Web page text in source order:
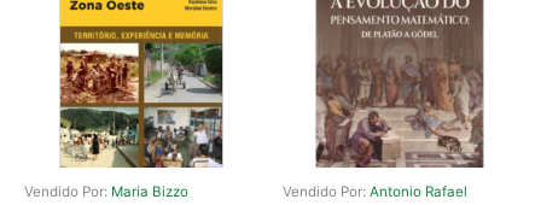
Vendido Por: Maria Bizzo Vendido Por: Antonio Rafael